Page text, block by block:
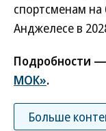
спортсменам
Анджелесе в
Подробности
МОК».
Больше